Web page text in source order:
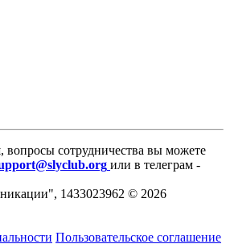
сотрудничества вы можете
или в телеграм -
1433023962 © 2026
Пользовательское соглашение